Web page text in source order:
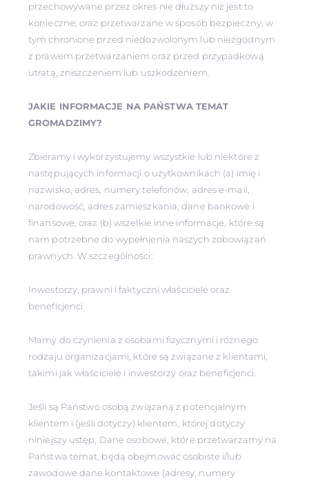
przechowywane przez okres nie dłuższy niż jest to
konieczne; oraz przetwarzane w sposób bezpieczny, w
tym chronione przed niedozwolonym lub niezgodnym
z prawem przetwarzaniem oraz przed przypadkową
utratą, zniszczeniem lub uszkodzeniem.
JAKIE INFORMACJE NA PAŃSTWA TEMAT
GROMADZIMY?
Zbieramy i wykorzystujemy wszystkie lub niektóre z
następujących informacji o użytkownikach (a) imię i
nazwisko, adres, numery telefonów, adres e-mail,
narodowość, adres zamieszkania, dane bankowe i
finansowe, oraz (b) wszelkie inne informacje, które są
nam potrzebne do wypełnienia naszych zobowiązań
prawnych. W szczególności:
Inwestorzy, prawni i faktyczni właściciele oraz
beneficjenci
Mamy do czynienia z osobami fizycznymi i różnego
rodzaju organizacjami, które są związane z klientami,
takimi jak właściciele i inwestorzy oraz beneficjenci.
Jeśli są Państwo osobą związaną z potencjalnym
klientem i (jeśli dotyczy) klientem, której dotyczy
niniejszy ustęp, Dane osobowe, które przetwarzamy na
Państwa temat, będą obejmować osobiste i/lub
zawodowe dane kontaktowe (adresy, numery